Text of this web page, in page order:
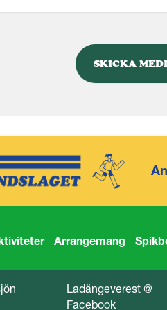
Arrangemang
Ladängeverest @
Facebook